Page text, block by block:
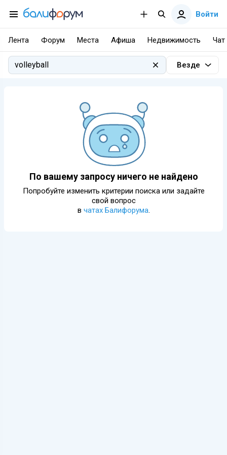
Войти
Лента Форум Места Афиша Недвижимость Чат
Везде
По вашему запросу ничего не найдено
Попробуйте изменить критерии поиска или задайте
свой вопрос
в чатах Балифорума.